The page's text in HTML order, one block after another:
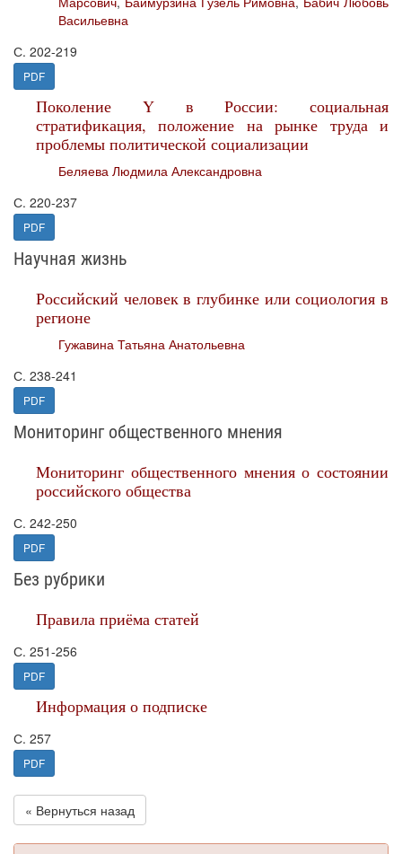
Васильевна
С. 202-219
PDF
Поколение Y в России: социальная
стратификация, положение на рынке труда и
проблемы политической социализации
Беляева Людмила Александровна
С. 220-237
PDF
Научная жизнь
Российский человек в глубинке или социология в
регионе
Гужавина Татьяна Анатольевна
С. 238-241
PDF
Мониторинг общественного мнения
Мониторинг общественного мнения о состоянии
российского общества
С. 242-250
PDF
Без рубрики
Правила приёма статей
С. 251-256
PDF
Информация о подписке
С. 257
PDF
« Вернуться назад